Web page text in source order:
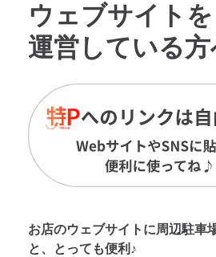
ウェブサイトを
運営している
お店のウェブサイトに周辺駐車
と、とっても便利♪